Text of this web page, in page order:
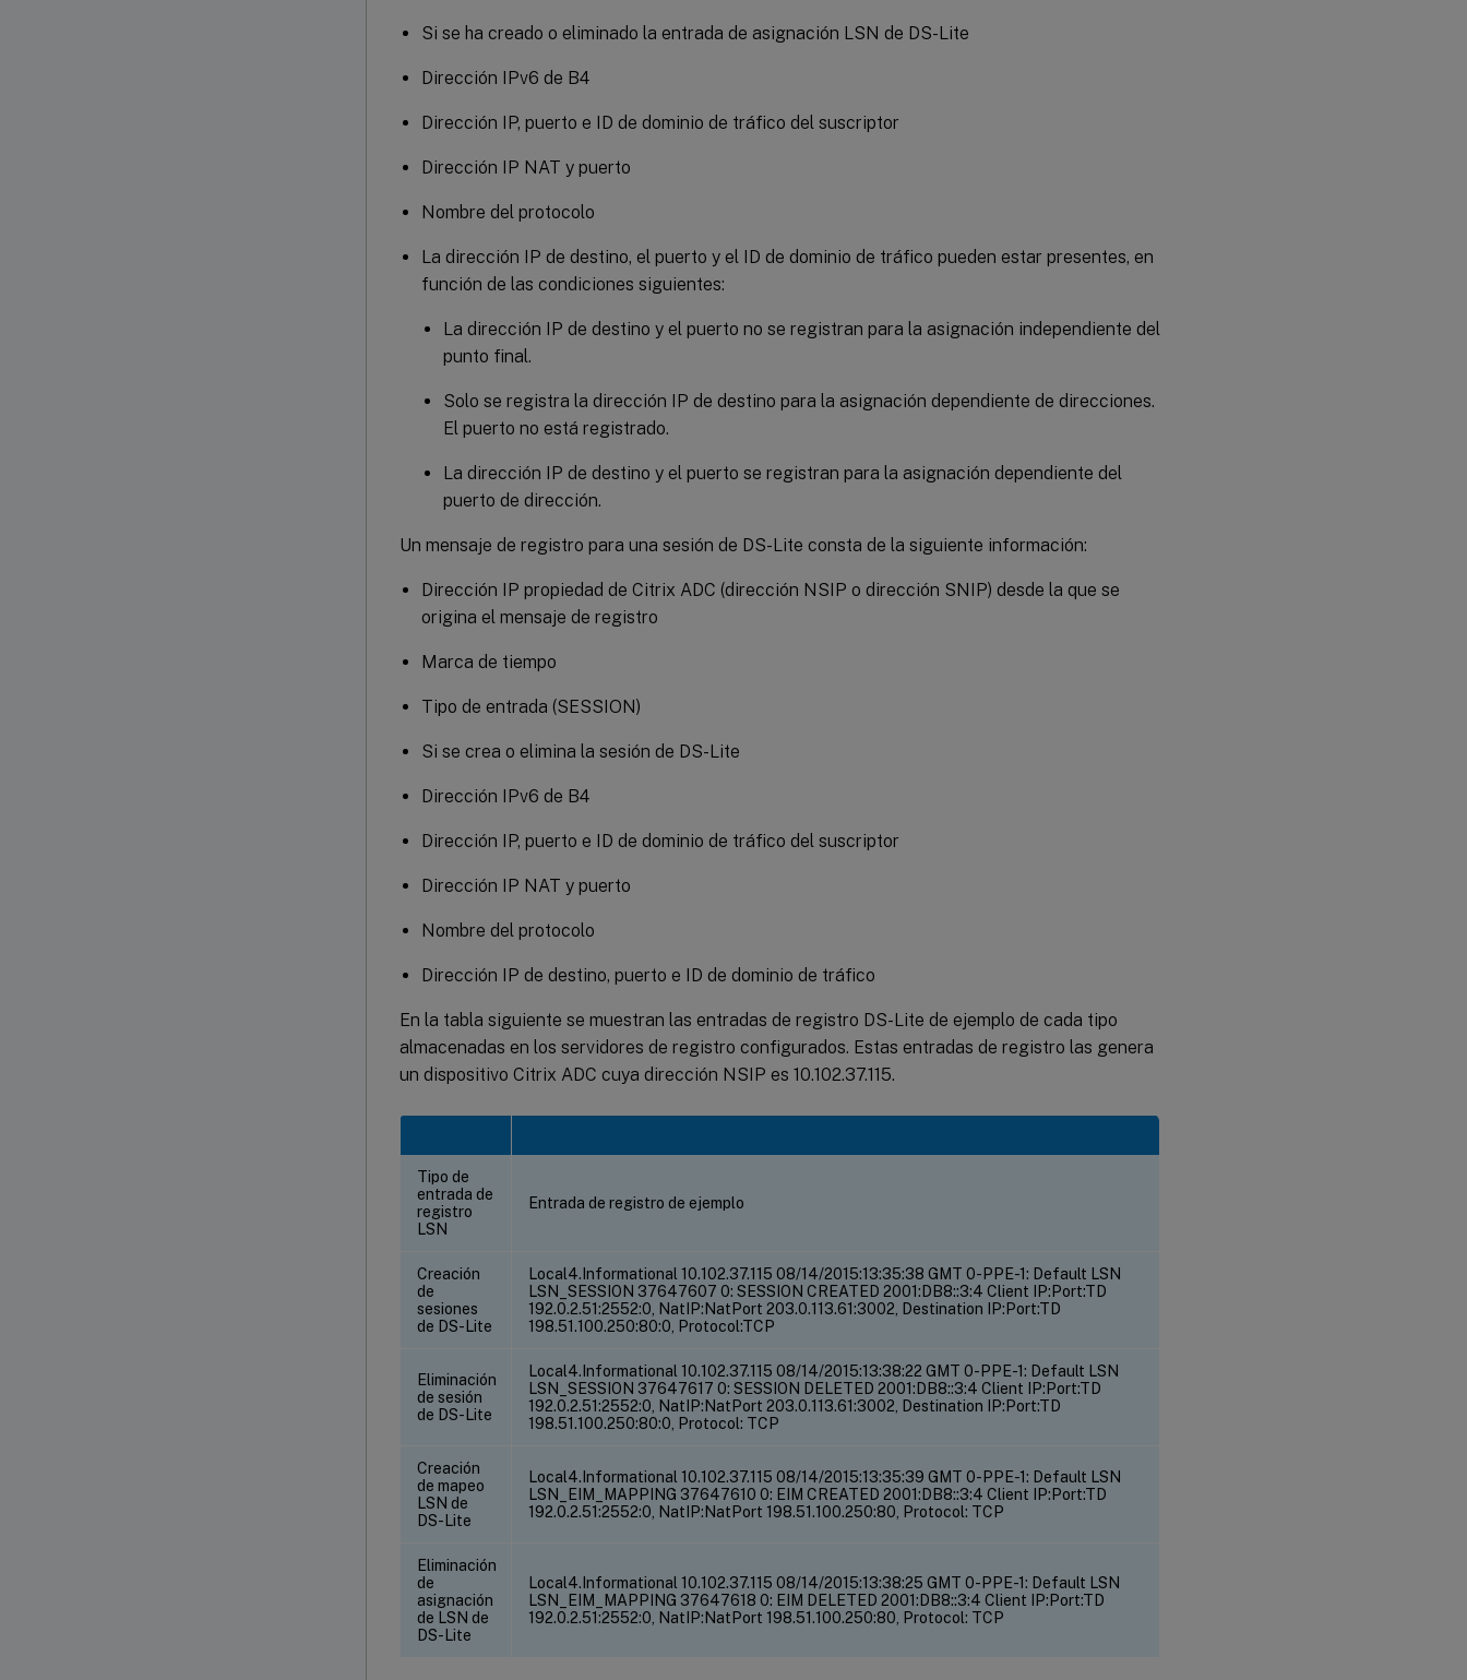
Si se ha creado o eliminado la entrada de asignación LSN de DS-Lite
Dirección IPv6 de B4
Dirección IP, puerto e ID de dominio de tráfico del suscriptor
Dirección IP NAT y puerto
Nombre del protocolo
La dirección IP de destino, el puerto y el ID de dominio de tráfico pueden estar presentes, en
función de las condiciones siguientes:
La dirección IP de destino y el puerto no se registran para la asignación independiente del
punto final.
Solo se registra la dirección IP de destino para la asignación dependiente de direcciones.
El puerto no está registrado.
La dirección IP de destino y el puerto se registran para la asignación dependiente del
puerto de dirección.
Un mensaje de registro para una sesión de DS-Lite consta de la siguiente información:
Dirección IP propiedad de Citrix ADC (dirección NSIP o dirección SNIP) desde la que se
origina el mensaje de registro
Marca de tiempo
Tipo de entrada (SESSION)
Si se crea o elimina la sesión de DS-Lite
Dirección IPv6 de B4
Dirección IP, puerto e ID de dominio de tráfico del suscriptor
Dirección IP NAT y puerto
Nombre del protocolo
Dirección IP de destino, puerto e ID de dominio de tráfico
En la tabla siguiente se muestran las entradas de registro DS-Lite de ejemplo de cada tipo
almacenadas en los servidores de registro configurados. Estas entradas de registro las genera
un dispositivo Citrix ADC cuya dirección NSIP es 10.102.37.115.
Tipo de
entrada de
registro
LSN
Entrada de registro de ejemplo
Creación
de
sesiones
de DS-Lite
Local4.Informational 10.102.37.115 08/14/2015:13:35:38 GMT 0-PPE-1: Default LSN
LSN_SESSION 37647607 0: SESSION CREATED 2001:DB8::3:4 Client IP:Port:TD
192.0.2.51:2552:0, NatIP:NatPort 203.0.113.61:3002, Destination IP:Port:TD
198.51.100.250:80:0, Protocol:TCP
Eliminación
de sesión
de DS-Lite
Local4.Informational 10.102.37.115 08/14/2015:13:38:22 GMT 0-PPE-1: Default LSN
LSN_SESSION 37647617 0: SESSION DELETED 2001:DB8::3:4 Client IP:Port:TD
192.0.2.51:2552:0, NatIP:NatPort 203.0.113.61:3002, Destination IP:Port:TD
198.51.100.250:80:0, Protocol: TCP
Creación
de mapeo
LSN de
DS-Lite
Local4.Informational 10.102.37.115 08/14/2015:13:35:39 GMT 0-PPE-1: Default LSN
LSN_EIM_MAPPING 37647610 0: EIM CREATED 2001:DB8::3:4 Client IP:Port:TD
192.0.2.51:2552:0, NatIP:NatPort 198.51.100.250:80, Protocol: TCP
Eliminación
de
asignación
de LSN de
DS-Lite
Local4.Informational 10.102.37.115 08/14/2015:13:38:25 GMT 0-PPE-1: Default LSN
LSN_EIM_MAPPING 37647618 0: EIM DELETED 2001:DB8::3:4 Client IP:Port:TD
192.0.2.51:2552:0, NatIP:NatPort 198.51.100.250:80, Protocol: TCP